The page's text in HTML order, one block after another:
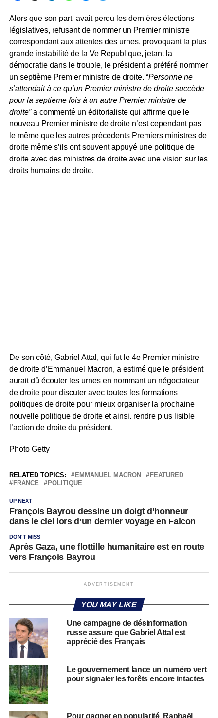
Alors que son parti avait perdu les dernières élections
législatives, refusant de nommer un Premier ministre
correspondant aux attentes des urnes, provoquant la plus
grande instabilité de la Ve République, jetant la
démocratie dans le trouble, le président a préféré nommer
un septième Premier ministre de droite. “Personne ne
s’attendait à ce qu’un Premier ministre de droite succède
pour la septième fois à un autre Premier ministre de
droite”a commenté un éditorialiste qui affirme que le
nouveau Premier ministre de droite n’est cependant pas
le même que les autres précédents Premiers ministres de
droite même s’ils ont souvent appuyé une politique de
droite avec des ministres de droite avec une vision sur les
droits humains de droite.
De son côté, Gabriel Attal, qui fut le 4e Premier ministre
de droite d’Emmanuel Macron, a estimé que le président
aurait dû écouter les urnes en nommant un négociateur
de droite pour discuter avec toutes les formations
politiques de droite pour mieux organiser la prochaine
nouvelle politique de droite et ainsi, rendre plus lisible
l’action de droite du président.
Photo Getty
RELATED TOPICS: EMMANUEL MACRON
FEATURED
FRANCE
POLITIQUE
UP NEXT
François Bayrou dessine un doigt d’honneur
dans le ciel lors d’un dernier voyage en Falcon
DON'T MISS
Après Gaza, une flottille humanitaire est en route
vers François Bayrou
ADVERTISEMENT
YOU MAY LIKE
Une campagne de désinformation
russe assure que Gabriel Attal est
apprécié des Français
Le gouvernement lance un numéro vert
pour signaler les forêts encore intactes
Pour gagner en popularité, Raphaël